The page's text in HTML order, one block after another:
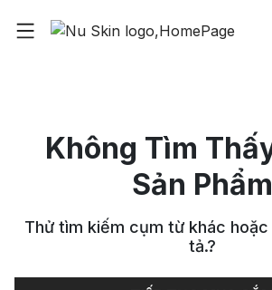
Không Tìm
Sản Phẩm
Thử tìm kiếm cụm từ khác
tả.?